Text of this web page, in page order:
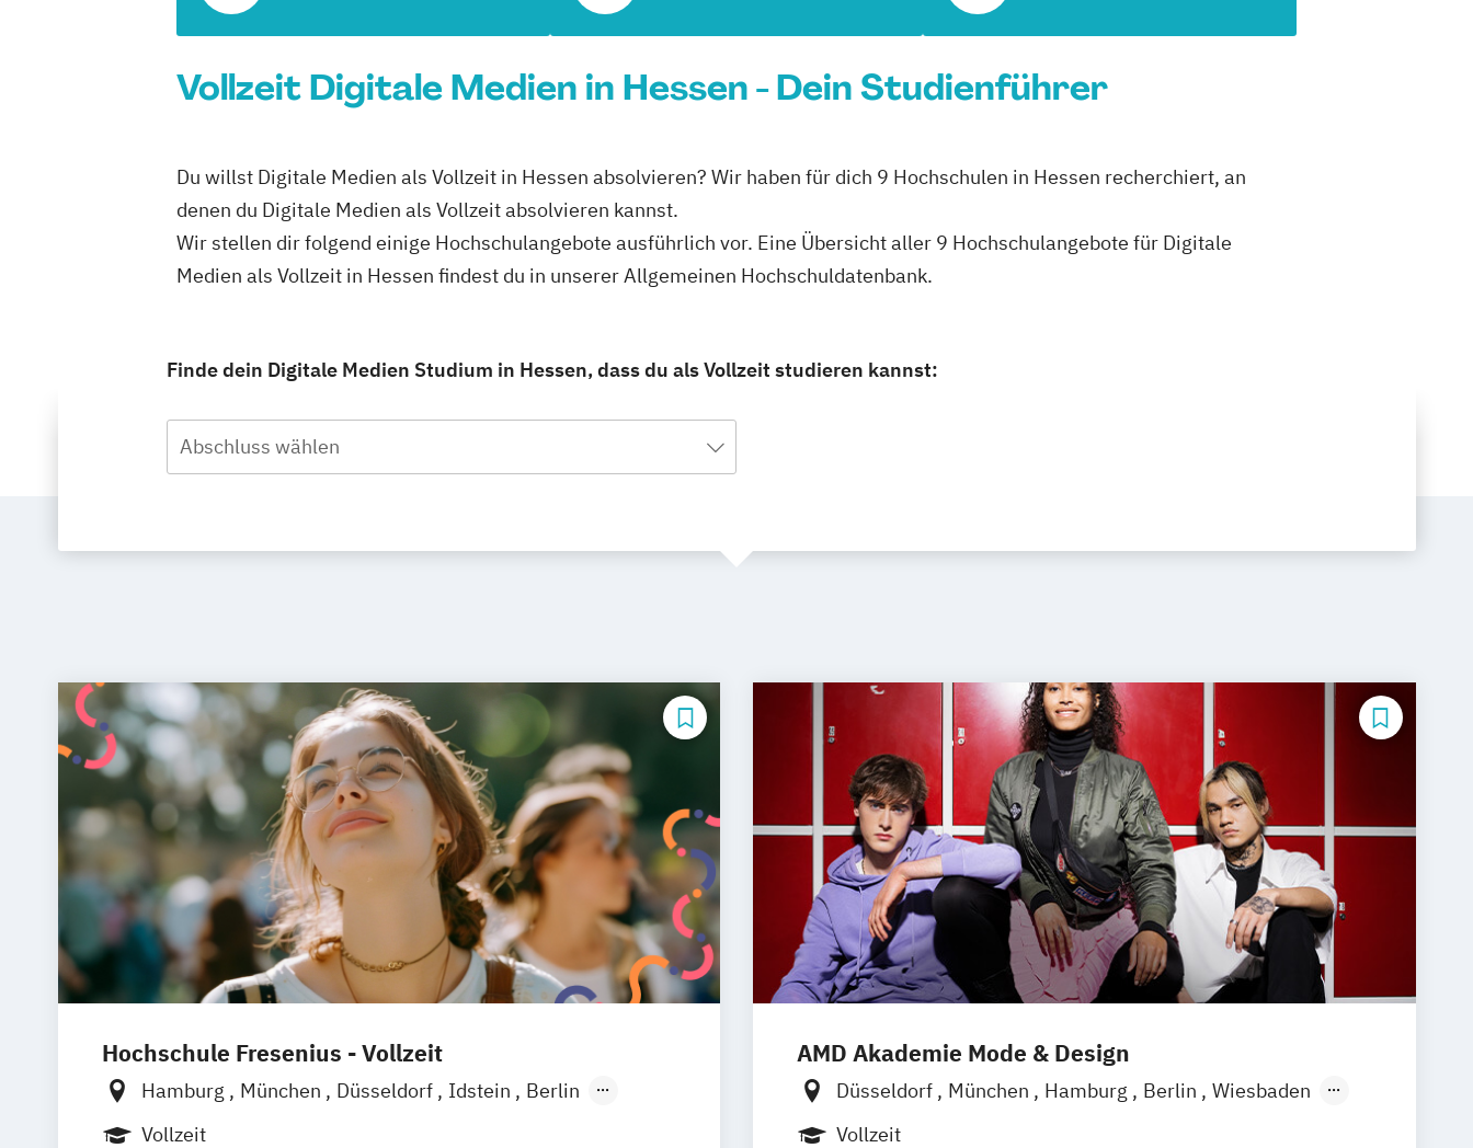
Vollzeit Digitale Medien in Hessen - Dein Studienführer
Du willst Digitale Medien als Vollzeit in Hessen absolvieren? Wir haben für dich 9 Hochschulen in Hessen recherchiert, an
denen du Digitale Medien als Vollzeit absolvieren kannst.
Wir stellen dir folgend einige Hochschulangebote ausführlich vor. Eine Übersicht aller 9 Hochschulangebote für Digitale
Medien als Vollzeit in Hessen findest du in unserer Allgemeinen Hochschuldatenbank.
Finde dein Digitale Medien Studium in Hessen, dass du als Vollzeit studieren kannst:
Abschluss wählen
Hochschule Fresenius - Vollzeit
Hamburg München Düsseldorf Idstein
Berlin
Frankfurt am Main
Vollzeit
AMD Akademie Mode & Design
Düsseldorf München Hamburg Berlin
Wiesbaden
Online-Campus
Vollzeit